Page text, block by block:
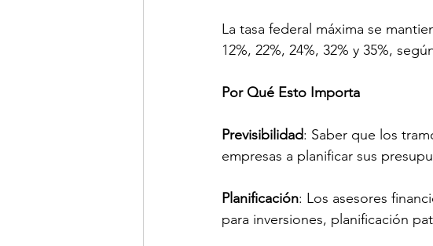
La tasa federal máxima se
12%, 22%, 24%, 32% y 35%,
Por Qué Esto Importa
Previsibilidad: Saber que los
empresas a planificar sus
Planificación: Los asesores
para inversiones, planificación